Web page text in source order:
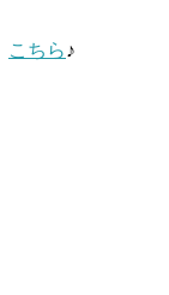
こちら♪